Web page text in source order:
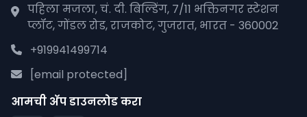
पहिला मजला, चं. दी. बिल्डिंग, 7/11 भक्तिनगर स्टेशन
प्लॉट, गोंडल रोड, राजकोट, गुजरात, भारत - 360002
+919941499714
[email protected]
आमची अ‍ॅप डाउनलोड करा